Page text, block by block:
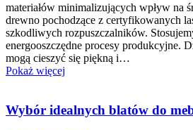
materiałów minimalizujących wpływ na
drewno pochodzące z certyfikowanych
szkodliwych rozpuszczalników.
energooszczędne procesy produkcyjne.
mogą cieszyć się piękną i…
Pokaż więcej
Wybór idealnych blatów do